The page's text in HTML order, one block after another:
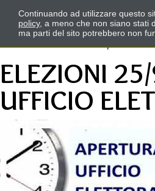
ELEZIONI
UFFICIO
Continuando ad utilizzare questo
policy, a meno che non siano stati
ma parti del sito potrebbero non